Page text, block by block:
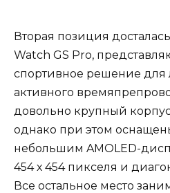
Вторая позиция
Watch GS Pro,
спортивное решение для
активного
довольно крупный
однако при этом
небольшим AMOLED-
454 х 454 пикселя и
Все остальное место